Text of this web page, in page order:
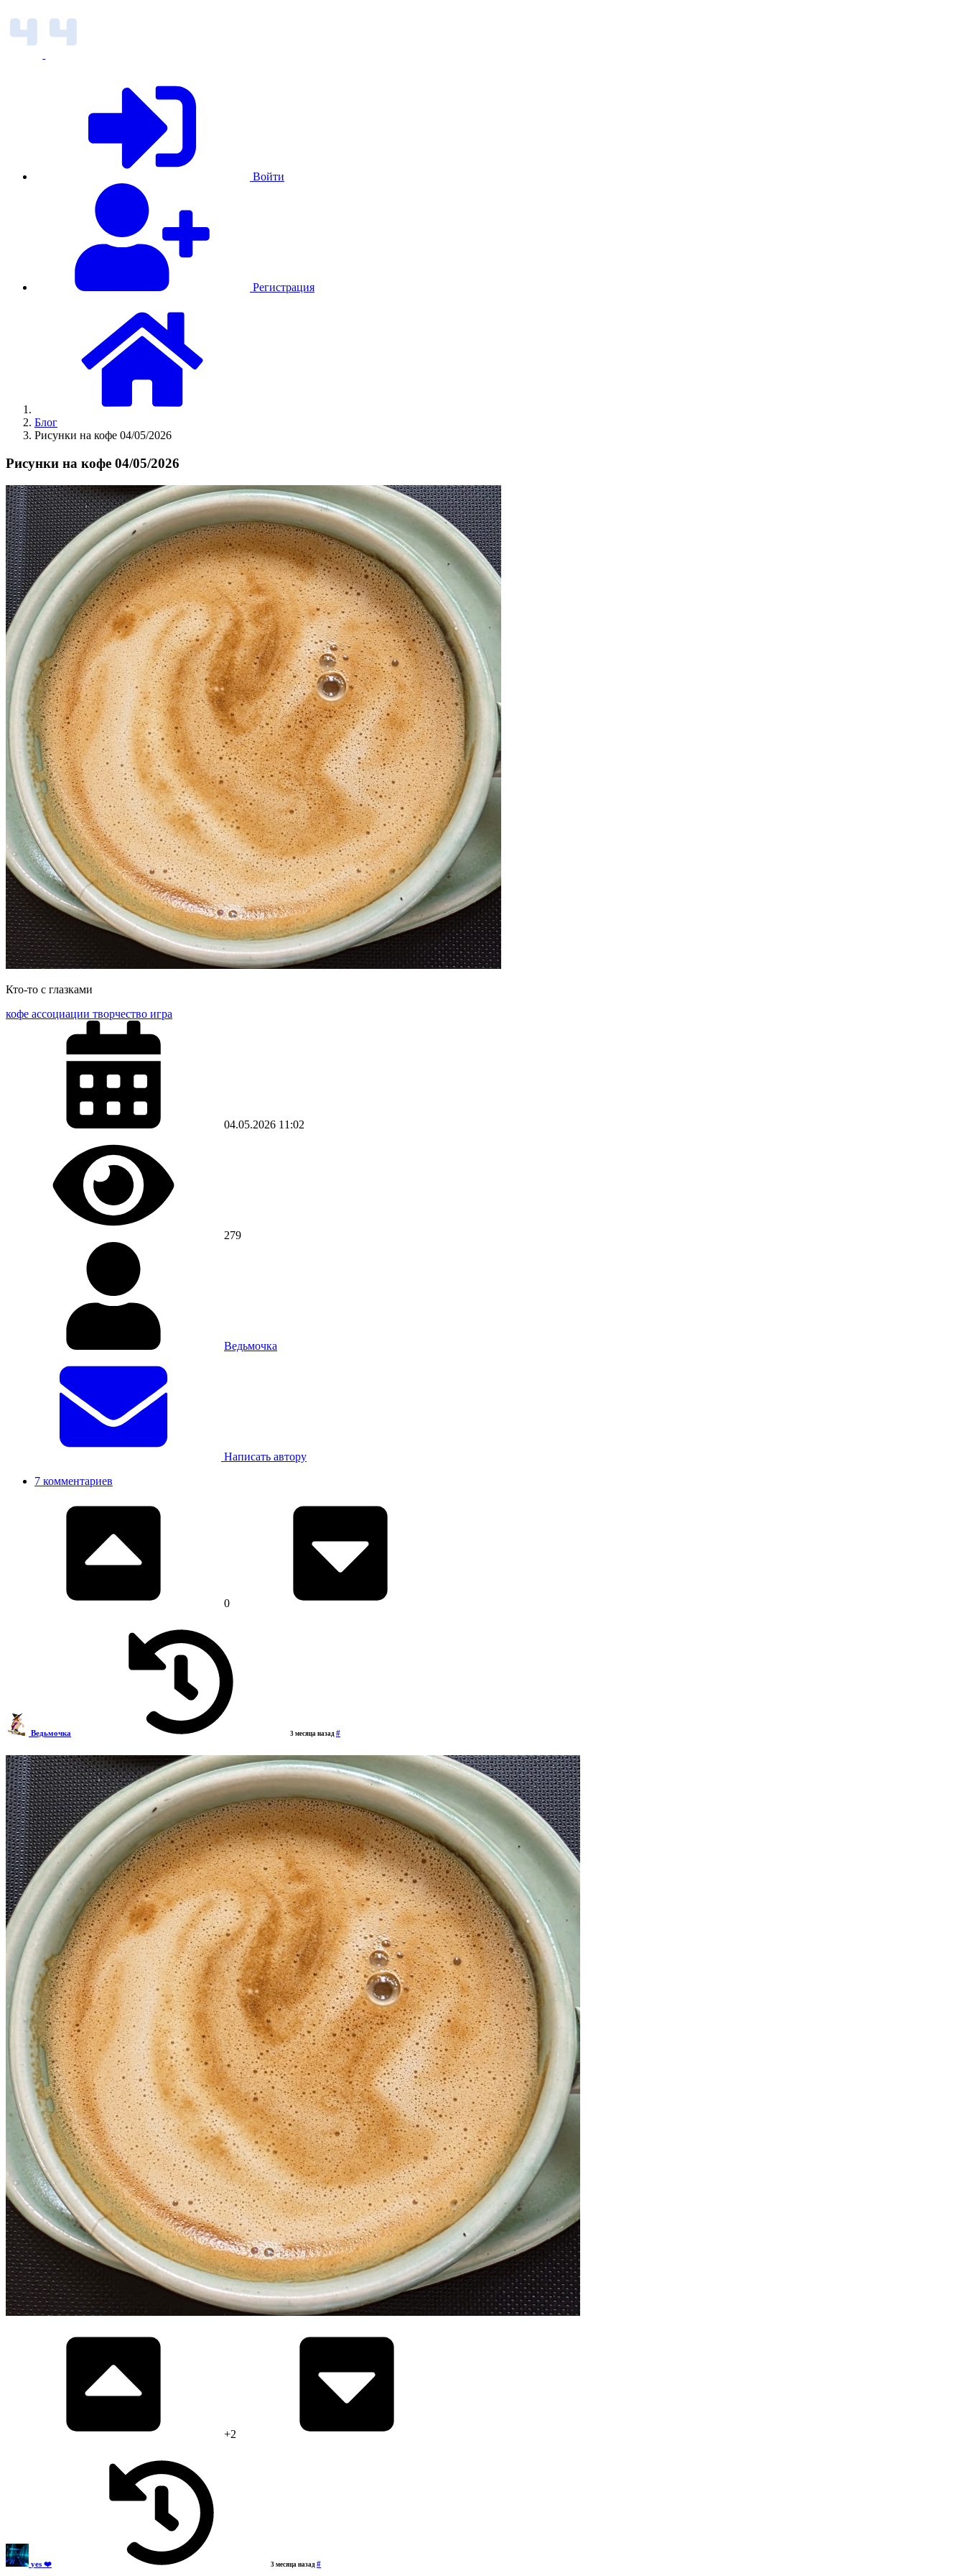
Войти
Регистрация
Блог
Рисунки на кофе 04/05/2026
Рисунки на кофе 04/05/2026
Кто-то с глазками
кофе ассоциации творчество игра
04.05.2026 11:02
279
Ведьмочка
Написать автору
7 комментариев
0
Ведьмочка 3 месяца назад #
+2
yes ❤️ 3 месяца назад #